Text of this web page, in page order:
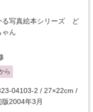
る写真絵本シリーズ ど
ゃん
ら
04103-2 / 27×22cm /
2004年3月